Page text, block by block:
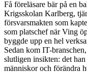
Få föreläsare bär på en
Krigsskolan Karlberg,
försvarsmakten som
som platschef när Ving
byggde upp en hel
Sedan kom IT-
slutligen insikten: det
människor och förändra